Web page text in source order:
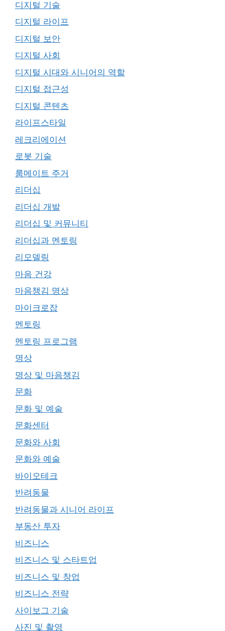
디지털 기술
디지털 라이프
디지털 보안
디지털 사회
디지털 시대와 시니어의 역할
디지털 접근성
디지털 콘텐츠
라이프스타일
레크리에이션
로봇 기술
룸메이트 주거
리더십
리더십 개발
리더십 및 커뮤니티
리더십과 멘토링
리모델링
마음 건강
마음챙김 명상
마이크로잡
멘토링
멘토링 프로그램
명상
명상 및 마음챙김
문화
문화 및 예술
문화센터
문화와 사회
문화와 예술
바이오테크
반려동물
반려동물과 시니어 라이프
부동산 투자
비즈니스
비즈니스 및 스타트업
비즈니스 및 창업
비즈니스 전략
사이보그 기술
사진 및 촬영